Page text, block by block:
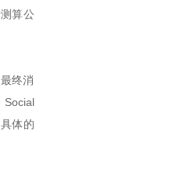
算公
终消
体的